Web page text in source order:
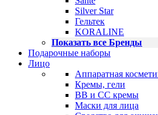
Silver Star
Гельтек
KORALINE
Показать все Бренды
Подарочные наборы
Лицо
Аппаратная
Кремы, гели
BB и CC кремы
Маски для лица